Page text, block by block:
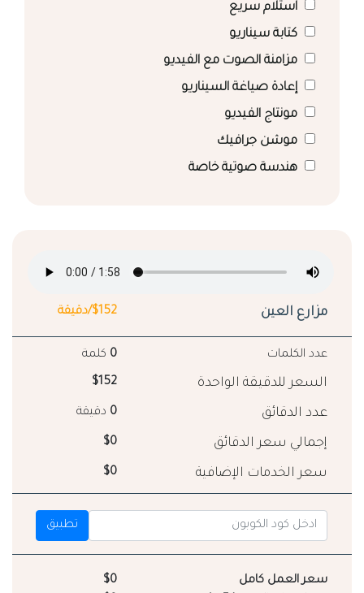
استلام سريع
كتابة سيناريو
مزامنة الصوت مع الفيديو
إعادة صياغة السيناريو
مونتاج الفيديو
موشن جرافيك
هندسة صوتية خاصة
مزارع العين $152/دقيقة
عدد الكلمات 0 كلمة
السعر للدقيقة الواحدة $152
عدد الدقائق 0 دقيقة
إجمالي سعر الدقائق $0
سعر الخدمات الإضافية $0
تطبيق
سعر العمل كامل
$0